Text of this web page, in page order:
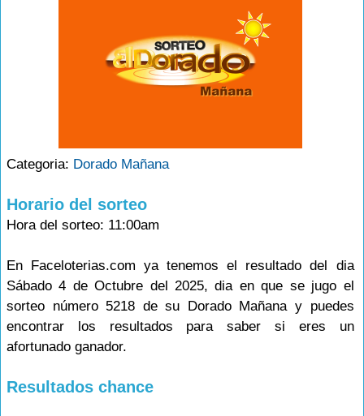
Categoria: Dorado Mañana
Horario del sorteo
Hora del sorteo: 11:00am
En Faceloterias.com ya tenemos el resultado del dia
Sábado 4 de Octubre del 2025, dia en que se jugo el
sorteo número 5218 de su Dorado Mañana y puedes
encontrar los resultados para saber si eres un
afortunado ganador.
Resultados chance